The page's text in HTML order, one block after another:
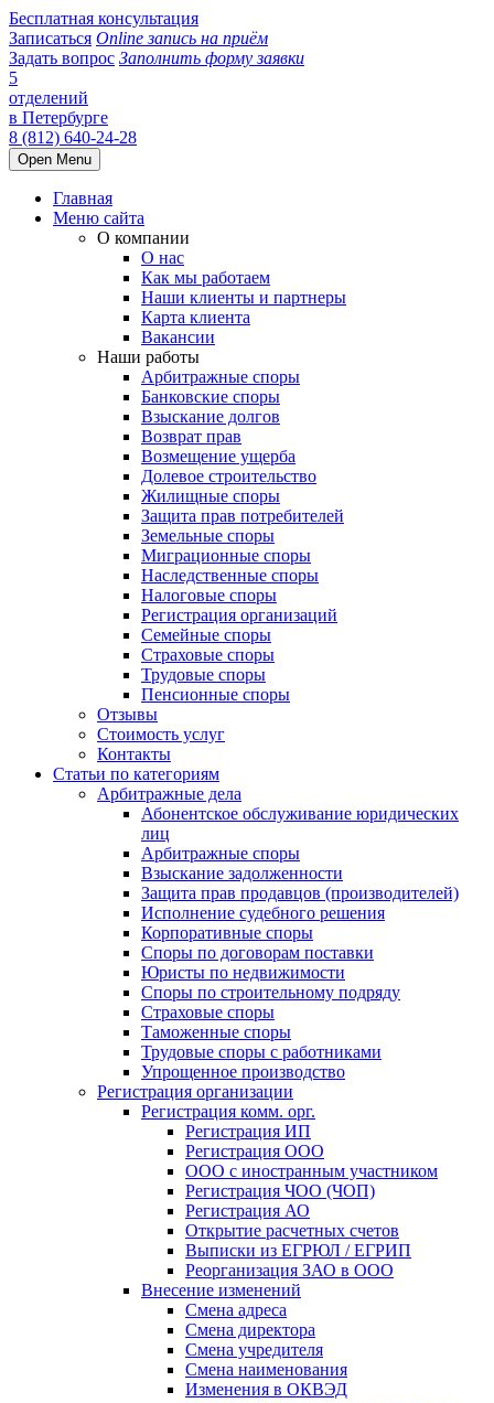
Бесплатная консультация
Записаться Online запись на приём
Задать вопрос Заполнить форму заявки
5
отделений
в Петербурге
8 (812) 640-24-28
Open Menu
Главная
Меню сайта
О компании
О нас
Как мы работаем
Наши клиенты и партнеры
Карта клиента
Вакансии
Наши работы
Арбитражные споры
Банковские споры
Взыскание долгов
Возврат прав
Возмещение ущерба
Долевое строительство
Жилищные споры
Защита прав потребителей
Земельные споры
Миграционные споры
Наследственные споры
Налоговые споры
Регистрация организаций
Семейные споры
Страховые споры
Трудовые споры
Пенсионные споры
Отзывы
Стоимость услуг
Контакты
Статьи по категориям
Арбитражные дела
Абонентское обслуживание юридических
лиц
Арбитражные споры
Взыскание задолженности
Защита прав продавцов (производителей)
Исполнение судебного решения
Корпоративные споры
Споры по договорам поставки
Юристы по недвижимости
Споры по строительному подряду
Страховые споры
Таможенные споры
Трудовые споры с работниками
Упрощенное производство
Регистрация организации
Регистрация комм. орг.
Регистрация ИП
Регистрация ООО
ООО с иностранным участником
Регистрация ЧОО (ЧОП)
Регистрация АО
Открытие расчетных счетов
Выписки из ЕГРЮЛ / ЕГРИП
Реорганизация ЗАО в ООО
Внесение изменений
Смена адреса
Смена директора
Cмена учредителя
Смена наименования
Изменения в ОКВЭД